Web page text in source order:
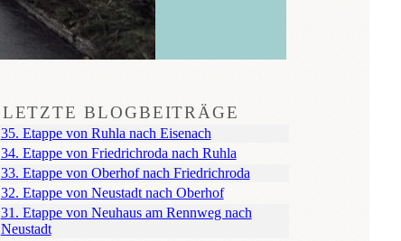
LETZTE BLOGBEITRÄGE
35. Etappe von Ruhla nach Eisenach
34. Etappe von Friedrichroda nach Ruhla
33. Etappe von Oberhof nach Friedrichroda
32. Etappe von Neustadt nach Oberhof
31. Etappe von Neuhaus am Rennweg nach
Neustadt